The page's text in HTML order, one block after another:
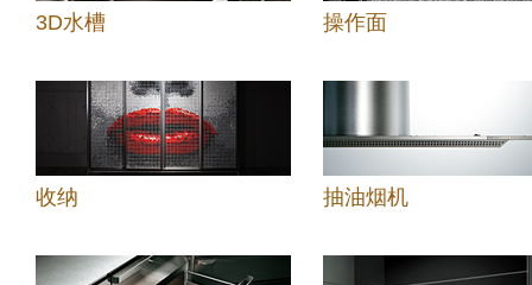
3D水槽 操作面
收纳 抽油烟机